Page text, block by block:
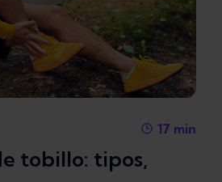
17 min
tobillo: tipos,